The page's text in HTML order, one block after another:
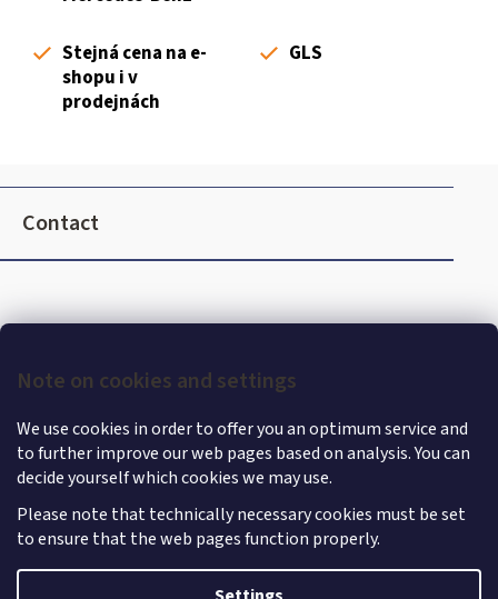
Note on cookies and settings
We use cookies in order to offer you an optimum service and
to further improve our web pages based on analysis. You can
decide yourself which cookies we may use.
Please note that technically necessary cookies must be set
to ensure that the web pages function properly.
Stejná cena na e-
shopu i v
prodejnách
GLS
F
o
e
Contact
Shoptet |mime digital
MercedesStore. All rights reserved.